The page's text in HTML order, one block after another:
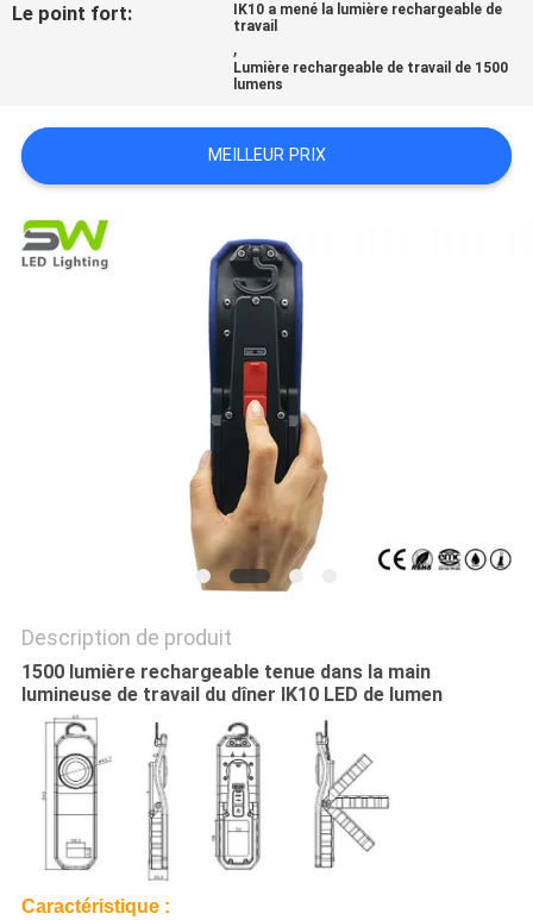
LA
NOUS
CONTACTER
NOUVELLES
DE
CONFIDENTIALITÉ
Le point fort:
IK10 a mené la lumière rechargeable de
travail
,
Lumière rechargeable de travail de 1500
lumens
MEILLEUR PRIX
Description de produit
1500 lumière rechargeable tenue dans la main
lumineuse de travail du dîner IK10 LED de lumen
Caractéristique :